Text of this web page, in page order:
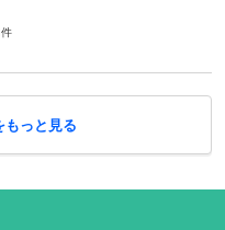
もっと見る